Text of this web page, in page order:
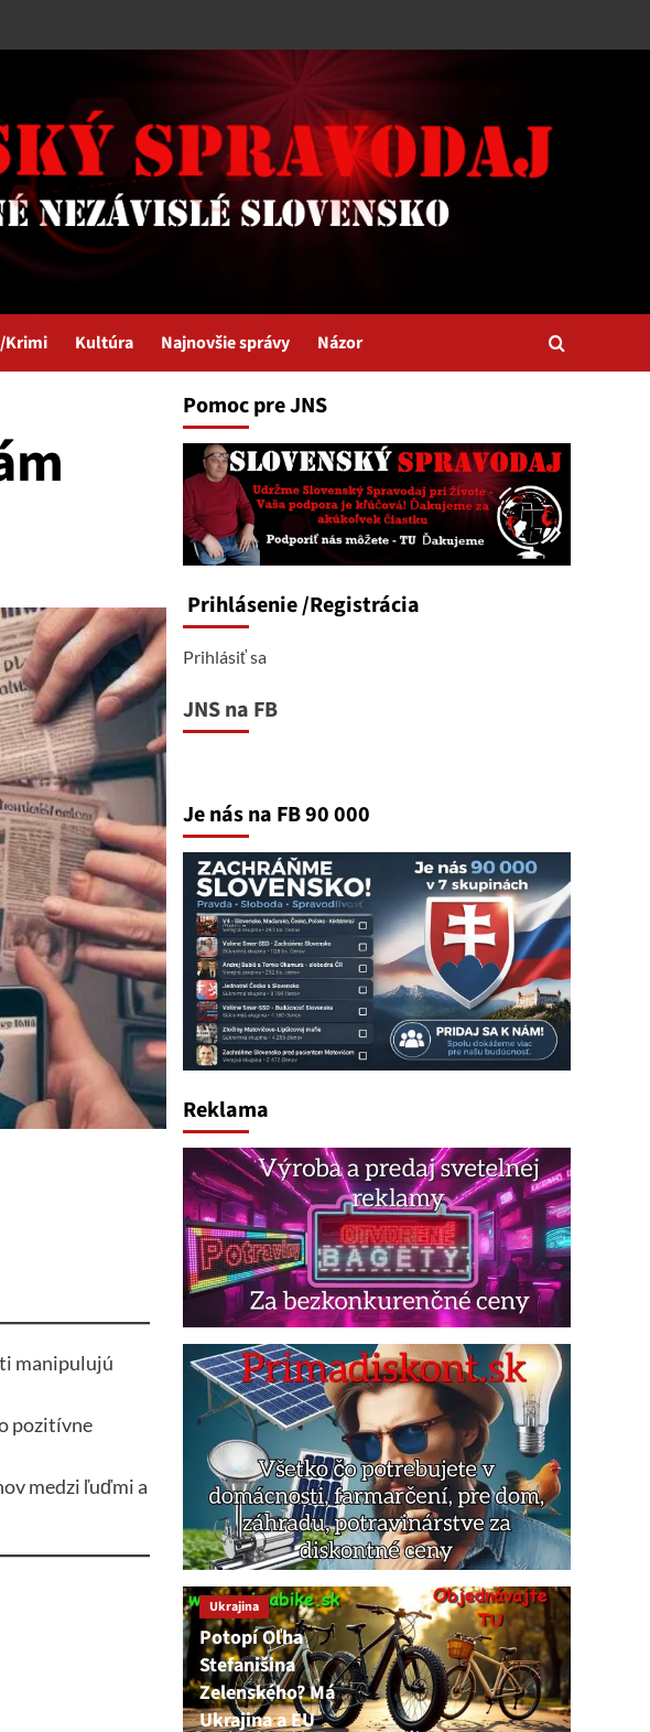
Krimi Kultúra Najnovšie správy Názor
manipulujú
pozitívne
medzi ľuďmi a
Pomoc pre JNS
Prihlásenie/Registrácia
Prihlásiť sa
JNS na FB
Je nás na FB 90 000
Reklama
Ukrajina
Potopí Oľha
Stefanišina
Zelenského? Má
Ukrajina a EU